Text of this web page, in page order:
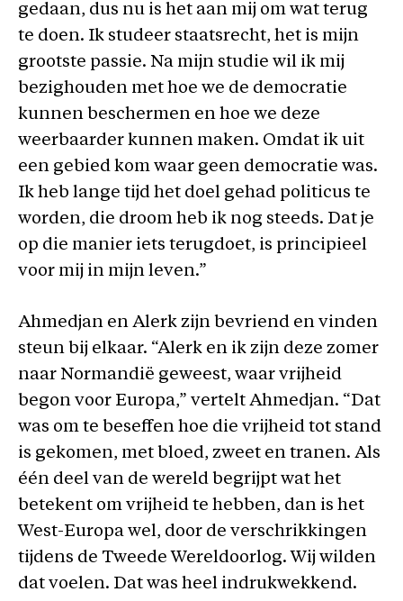
gedaan, dus nu is het aan mij om wat terug
te doen. Ik studeer staatsrecht, het is mijn
grootste passie. Na mijn studie wil ik mij
bezighouden met hoe we de democratie
kunnen beschermen en hoe we deze
weerbaarder kunnen maken. Omdat ik uit
een gebied kom waar geen democratie was.
Ik heb lange tijd het doel gehad politicus te
worden, die droom heb ik nog steeds. Dat je
op die manier iets terugdoet, is principieel
voor mij in mijn leven.”
Ahmedjan en Alerk zijn bevriend en vinden
steun bij elkaar. “Alerk en ik zijn deze zomer
naar Normandië geweest, waar vrijheid
begon voor Europa,” vertelt Ahmedjan. “Dat
was om te beseffen hoe die vrijheid tot stand
is gekomen, met bloed, zweet en tranen. Als
één deel van de wereld begrijpt wat het
betekent om vrijheid te hebben, dan is het
West-Europa wel, door de verschrikkingen
tijdens de Tweede Wereldoorlog. Wij wilden
dat voelen. Dat was heel indrukwekkend.